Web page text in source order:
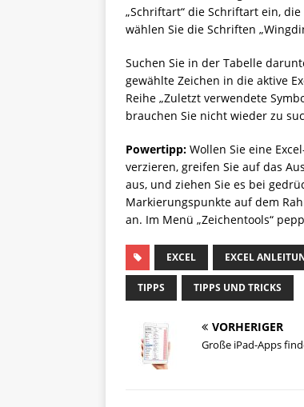
„Schriftart“ die Schriftart ein,
wählen Sie die Schriften
Suchen Sie in der Tabelle
gewählte Zeichen in die aktive
Reihe „Zuletzt verwendete
brauchen Sie nicht wieder zu
Powertipp: Wollen Sie eine
verzieren, greifen Sie auf das
aus, und ziehen Sie es bei
Markierungspunkte auf dem
an. Im Menü „Zeichentools“
EXCEL EXCEL
TIPPS TIPPS UND TRICKS
VORHERIGER
Große iPad-Apps